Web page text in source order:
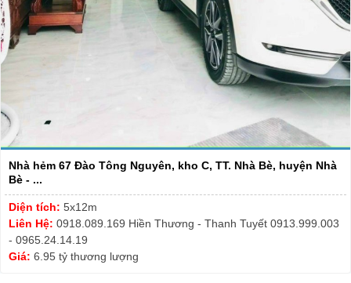
Nhà hẻm 67 Đào Tông Nguyên, kho C, TT. Nhà Bè, huyện Nhà
Bè - ...
Diện tích: 5x12m
Liên Hệ: 0918.089.169 Hiền Thương - Thanh Tuyết 0913.999.003
- 0965.24.14.19
Giá: 6.95 tỷ thương lượng